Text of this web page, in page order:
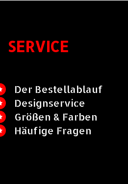
SERVICE
Der Bestellablauf
Designservice
Größen & Farben
Häufige Fragen